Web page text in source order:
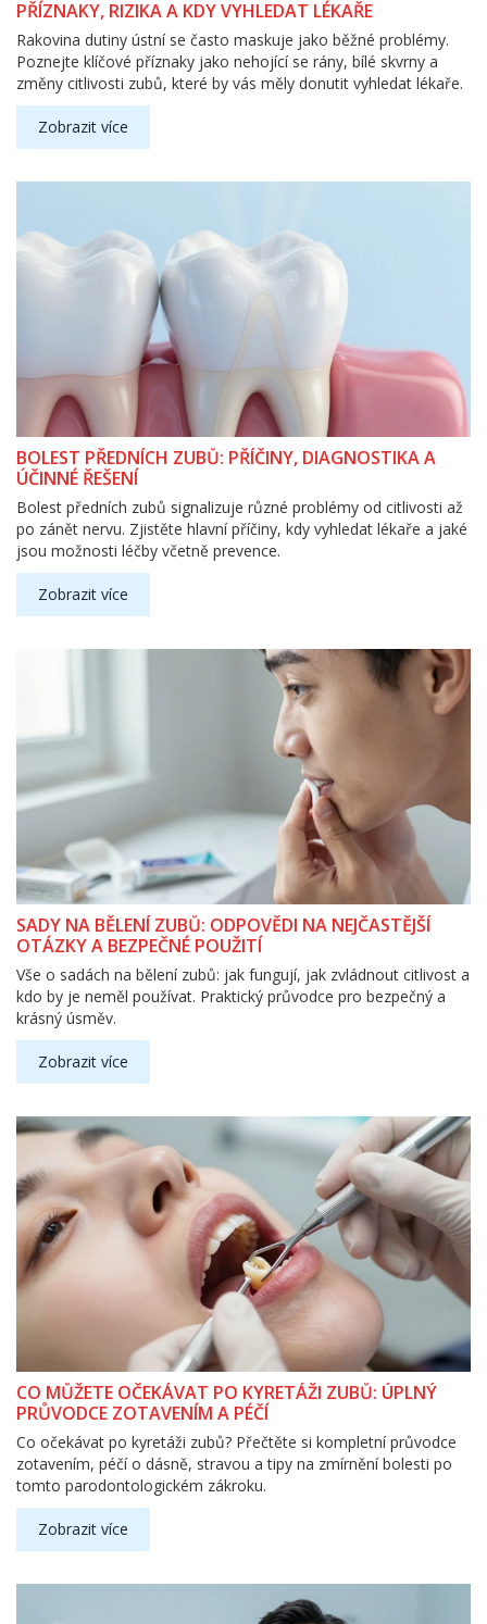
PŘÍZNAKY, RIZIKA A KDY VYHLEDAT LÉKAŘE
Rakovina dutiny ústní se často maskuje jako běžné problémy.
Poznejte klíčové příznaky jako nehojící se rány, bílé skvrny a
změny citlivosti zubů, které by vás měly donutit vyhledat lékaře.
Zobrazit více
BOLEST PŘEDNÍCH ZUBŮ: PŘÍČINY, DIAGNOSTIKA A
ÚČINNÉ ŘEŠENÍ
Bolest předních zubů signalizuje různé problémy od citlivosti až
po zánět nervu. Zjistěte hlavní příčiny, kdy vyhledat lékaře a jaké
jsou možnosti léčby včetně prevence.
Zobrazit více
SADY NA BĚLENÍ ZUBŮ: ODPOVĚDI NA NEJČASTĚJŠÍ
OTÁZKY A BEZPEČNÉ POUŽITÍ
Vše o sadách na bělení zubů: jak fungují, jak zvládnout citlivost a
kdo by je neměl používat. Praktický průvodce pro bezpečný a
krásný úsměv.
Zobrazit více
CO MŮŽETE OČEKÁVAT PO KYRETÁŽI ZUBŮ: ÚPLNÝ
PRŮVODCE ZOTAVENÍM A PÉČÍ
Co očekávat po kyretáži zubů? Přečtěte si kompletní průvodce
zotavením, péčí o dásně, stravou a tipy na zmírnění bolesti po
tomto parodontologickém zákroku.
Zobrazit více